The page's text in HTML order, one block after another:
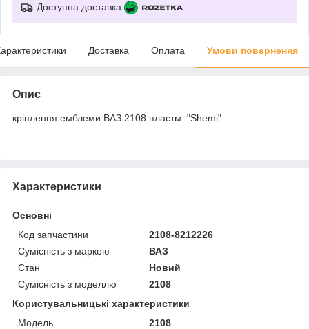
Доступна доставка
Доставка Оплата Умови повернення
Опис
кріплення емблеми ВАЗ 2108 пластм. "Shemi"
Характеристики
Основні
Код запчастини
2108-8212226
Сумісність з маркою
ВАЗ
Стан
Новий
Сумісність з моделлю
2108
Користувальницькі характеристики
Мoдель
2108